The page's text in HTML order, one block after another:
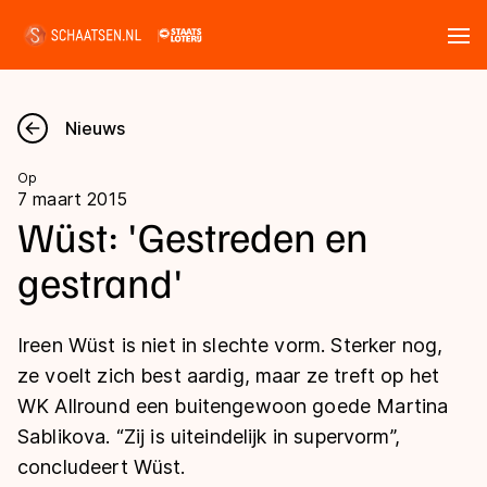
Nieuws
Kalender
Disciplines
Langebaan
Shorttrack
Inlineskaten
Uitslagen
Langebaan
Shorttrack
Marathon
Tijden & historie
Ranglijsten Langebaan
Nieuws
Op
7 maart 2015
Wüst: 'Gestreden en
gestrand'
Ireen Wüst is niet in slechte vorm. Sterker nog,
ze voelt zich best aardig, maar ze treft op het
WK Allround een buitengewoon goede Martina
Sablikova. “Zij is uiteindelijk in supervorm”,
concludeert Wüst.